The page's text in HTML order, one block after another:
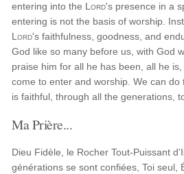
entering into the Lord's presence in a
entering is not the basis of worship.
Lord's faithfulness, goodness, and
God like so many before us, with God
praise him for all he has been, all he
come to enter and worship. We can do
is faithful, through all the generations,
Ma Prière...
Dieu Fidèle, le Rocher Tout-Puissant
générations se sont confiées, Toi seul,